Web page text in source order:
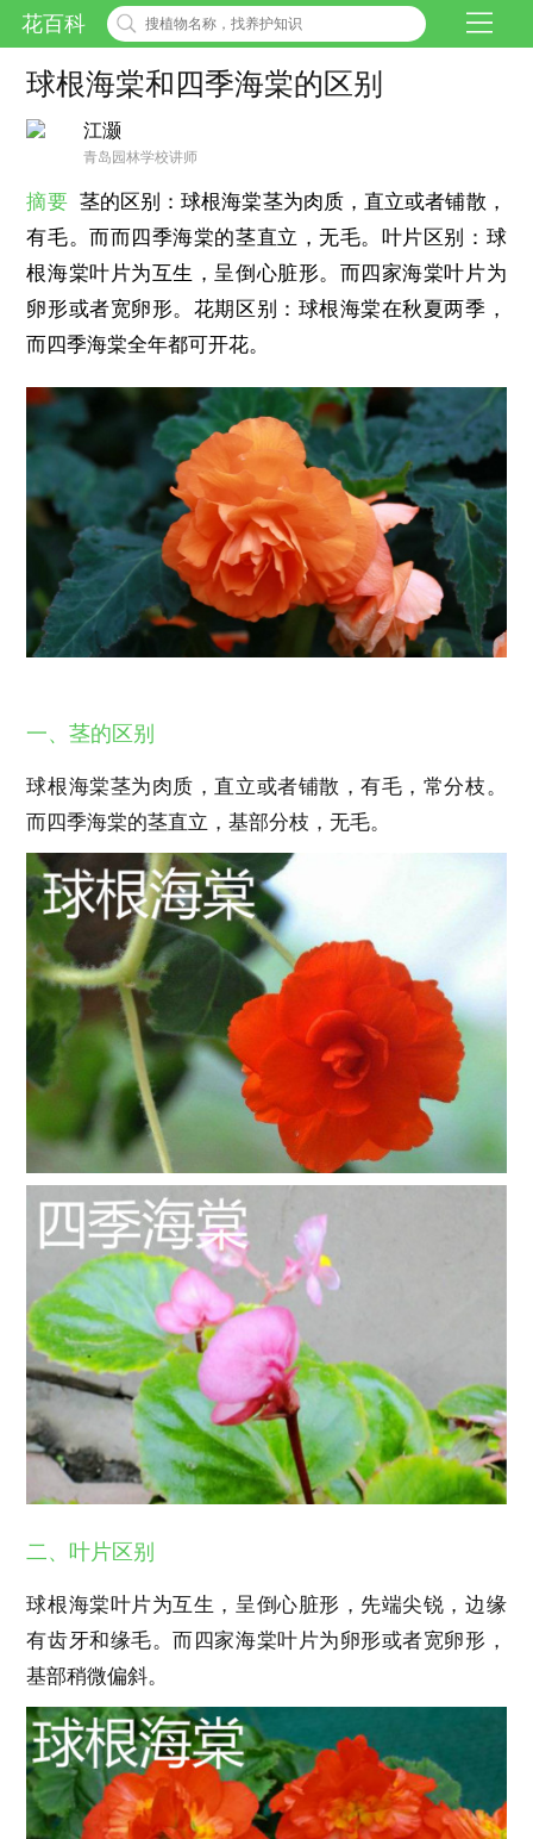
花百科
球根海棠和四季海棠的区别
江灏
青岛园林学校讲师
摘要 茎的区别：球根海棠茎为肉质，直立或者铺散，
有毛。而而四季海棠的茎直立，无毛。叶片区别：球
根海棠叶片为互生，呈倒心脏形。而四家海棠叶片为
卵形或者宽卵形。花期区别：球根海棠在秋夏两季，
而四季海棠全年都可开花。
一、茎的区别
球根海棠茎为肉质，直立或者铺散，有毛，常分枝。
而四季海棠的茎直立，基部分枝，无毛。
二、叶片区别
球根海棠叶片为互生，呈倒心脏形，先端尖锐，边缘
有齿牙和缘毛。而四家海棠叶片为卵形或者宽卵形，
基部稍微偏斜。